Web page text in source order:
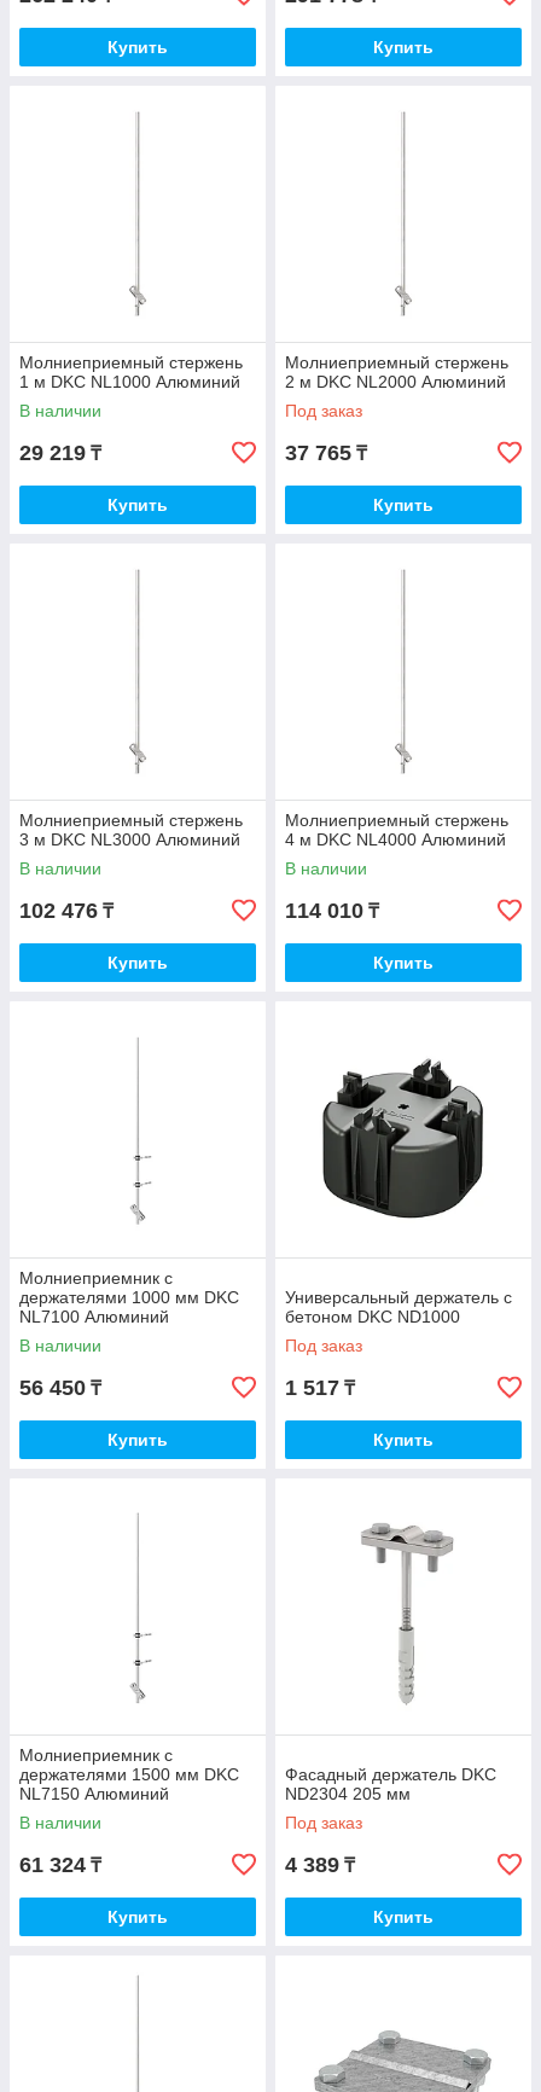
Купить Купить
Молниеприемный стержень
1 м DKC NL1000 Алюминий
В наличии
29 219 ₸
Купить
Молниеприемный стержень
2 м DKC NL2000 Алюминий
Под заказ
37 765 ₸
Купить
Молниеприемный стержень
3 м DKC NL3000 Алюминий
В наличии
102 476 ₸
Купить
Молниеприемный стержень
4 м DKC NL4000 Алюминий
В наличии
114 010 ₸
Купить
Молниеприемник с
держателями 1000 мм DKC
NL7100 Алюминий
В наличии
56 450 ₸
Купить
Универсальный держатель с
бетоном DKC ND1000
Под заказ
1 517 ₸
Купить
Молниеприемник с
держателями 1500 мм DKC
NL7150 Алюминий
В наличии
61 324 ₸
Купить
Фасадный держатель DKC
ND2304 205 мм
Под заказ
4 389 ₸
Купить